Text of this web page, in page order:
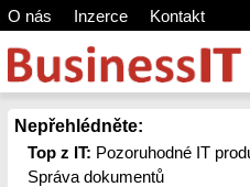
O nás Inzerce Kontakt
Nepřehlédněte:
Top z IT: Pozoruhodné IT
Správa dokumentů